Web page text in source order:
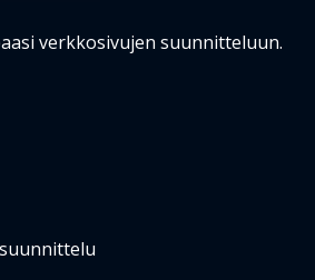
verkkosivujen suunnitteluun.